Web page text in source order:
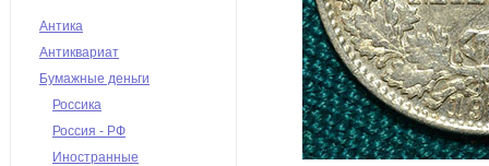
Антика
Антиквариат
Бумажные деньги
Россика
Россия - РФ
Иностранные